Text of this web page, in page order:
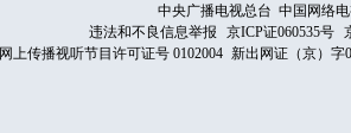
中央广播电视总台 中国网络
违法和不良信息举报
京ICP证060535号
网上传播视听节目许可证号 0102004 新出网证（京）